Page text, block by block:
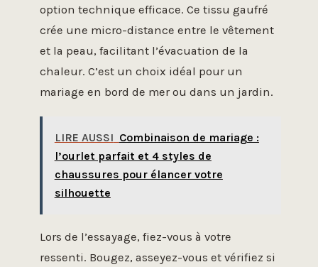
option technique efficace. Ce tissu gaufré
crée une micro-distance entre le vêtement
et la peau, facilitant l’évacuation de la
chaleur. C’est un choix idéal pour un
mariage en bord de mer ou dans un jardin.
LIRE AUSSI Combinaison de mariage :
l’ourlet parfait et 4 styles de
chaussures pour élancer votre
silhouette
Lors de l’essayage, fiez-vous à votre
ressenti. Bougez, asseyez-vous et vérifiez si